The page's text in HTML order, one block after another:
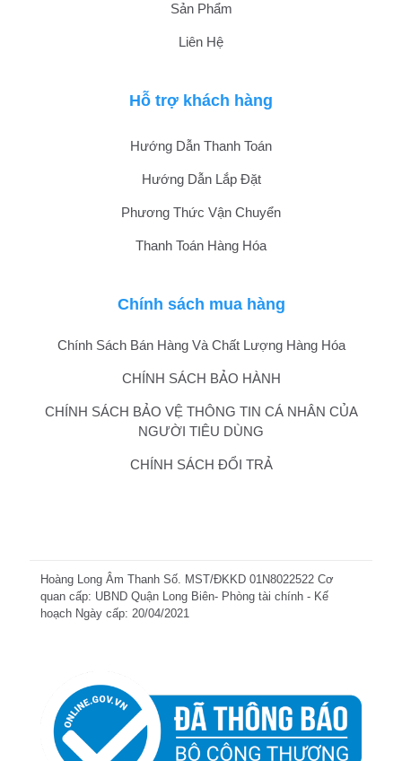
Sản Phẩm
Liên Hệ
Hỗ trợ khách hàng
Hướng Dẫn Thanh Toán
Hướng Dẫn Lắp Đặt
Phương Thức Vận Chuyển
Thanh Toán Hàng Hóa
Chính sách mua hàng
Chính Sách Bán Hàng Và Chất Lượng Hàng Hóa
CHÍNH SÁCH BẢO HÀNH
CHÍNH SÁCH BẢO VỆ THÔNG TIN CÁ NHÂN CỦA
NGƯỜI TIÊU DÙNG
CHÍNH SÁCH ĐỔI TRẢ
Hoàng Long Âm Thanh Số. MST/ĐKKD 01N8022522 Cơ
quan cấp: UBND Quận Long Biên- Phòng tài chính - Kế
hoạch Ngày cấp: 20/04/2021